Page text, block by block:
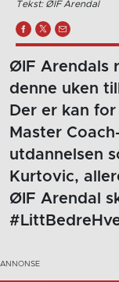
Tekst: ØIF Arendal
ØIF Arendals
denne uken
Der er kan
Master
utdannelsen
Kurtovic,
ØIF Arendal